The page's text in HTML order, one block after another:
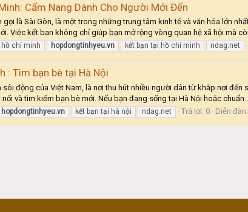
Cẩm Nang Dành Cho Người Mới Đến
gọi là Sài Gòn, là một trong những trung tâm kinh tế và văn hóa lớn
Việc kết bạn không chỉ giúp bạn mở rộng vòng quan hệ xã hội mà
hồ chí minh hopdongtinhyeu.vn kết bạn tại hồ chí minh ndag.net
: Tìm bạn bè tại Hà Nội
sôi động của Việt Nam, là nơi thu hút nhiều người dân từ khắp nơi
và tìm kiếm bạn bè mới. Nếu bạn đang sống tại Hà Nội hoặc chuẩn...
hopdongtinhyeu.vn kết bạn tại hà nội ndag.net Trả lời: 0 Diễn đàn: